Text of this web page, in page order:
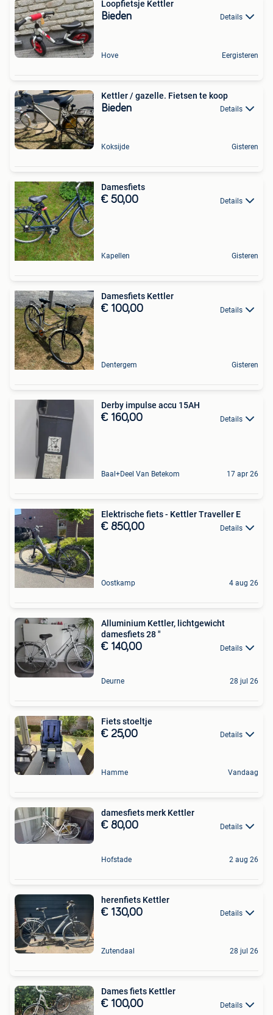
Loopfietsje Kettler
Bieden Details
Hove Eergisteren
Kettler / gazelle. Fietsen te koop
Bieden Details
Koksijde Gisteren
Damesfiets
€ 50,00 Details
Kapellen Gisteren
Damesfiets Kettler
€ 100,00 Details
Dentergem Gisteren
Derby impulse accu 15AH
€ 160,00 Details
Baal+Deel Van Betekom 17 apr 26
Elektrische fiets - Kettler Traveller E
€ 850,00 Details
Oostkamp 4 aug 26
Alluminium Kettler, lichtgewicht
damesfiets 28 "
€ 140,00 Details
Deurne 28 jul 26
Fiets stoeltje
€ 25,00 Details
Hamme Vandaag
damesfiets merk Kettler
€ 80,00 Details
Hofstade 2 aug 26
herenfiets Kettler
€ 130,00 Details
Zutendaal 28 jul 26
Dames fiets Kettler
€ 100,00 Details